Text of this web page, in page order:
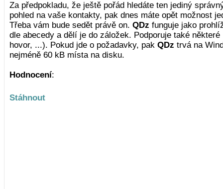
Za předpokladu, že ještě pořád hledáte ten jediný
pohled na vaše kontakty, pak dnes máte opět možnost
Třeba vám bude sedět právě on. QDz funguje jako
dle abecedy a dělí je do záložek. Podporuje také
hovor, ...). Pokud jde o požadavky, pak QDz trvá na
nejméně 60 kB místa na disku.
Hodnocení:
Stáhnout